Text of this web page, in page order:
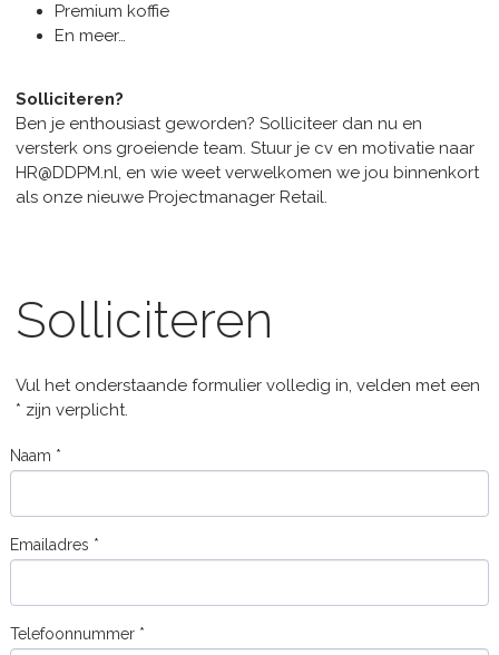
Premium koffie
En meer…
Solliciteren?
Ben je enthousiast geworden? Solliciteer dan nu en
versterk ons groeiende team. Stuur je cv en motivatie naar
HR@DDPM.nl, en wie weet verwelkomen we jou binnenkort
als onze nieuwe Projectmanager Retail.
Solliciteren
Vul het onderstaande formulier volledig in, velden met een
* zijn verplicht.
Naam *
Emailadres *
Telefoonnummer *